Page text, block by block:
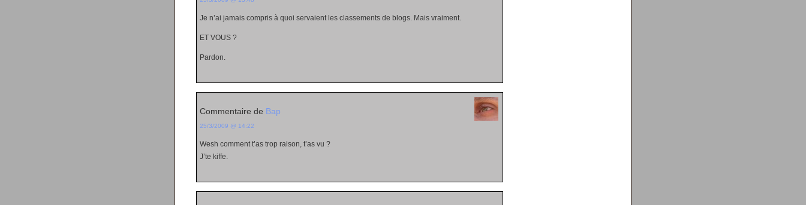
Je n’ai jamais compris à quoi servaient les classements de blogs. Mais vraiment.
ET VOUS ?
Pardon.
Commentaire de Bap
25/3/2009 @ 14:22
Wesh comment t’as trop raison, t’as vu ?
J’te kiffe.